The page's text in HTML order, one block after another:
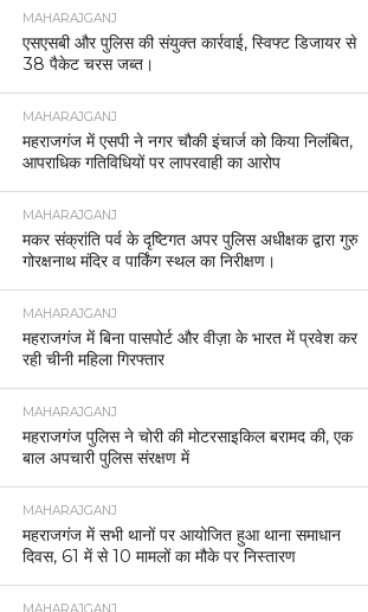
MAHARAJGANJ
एसएसबी और पुलिस की संयुक्त कार्रवाई, स्विफ्ट डिजायर से
38 पैकेट चरस जब्त।
MAHARAJGANJ
महराजगंज में एसपी ने नगर चौकी इंचार्ज को किया निलंबित,
आपराधिक गतिविधियों पर लापरवाही का आरोप
MAHARAJGANJ
मकर संक्रांति पर्व के दृष्टिगत अपर पुलिस अधीक्षक द्वारा गुरु
गोरक्षनाथ मंदिर व पार्किंग स्थल का निरीक्षण।
MAHARAJGANJ
महराजगंज में बिना पासपोर्ट और वीज़ा के भारत में प्रवेश कर
रही चीनी महिला गिरफ्तार
MAHARAJGANJ
महराजगंज पुलिस ने चोरी की मोटरसाइकिल बरामद की, एक
बाल अपचारी पुलिस संरक्षण में
MAHARAJGANJ
महराजगंज में सभी थानों पर आयोजित हुआ थाना समाधान
दिवस, 61 में से 10 मामलों का मौके पर निस्तारण